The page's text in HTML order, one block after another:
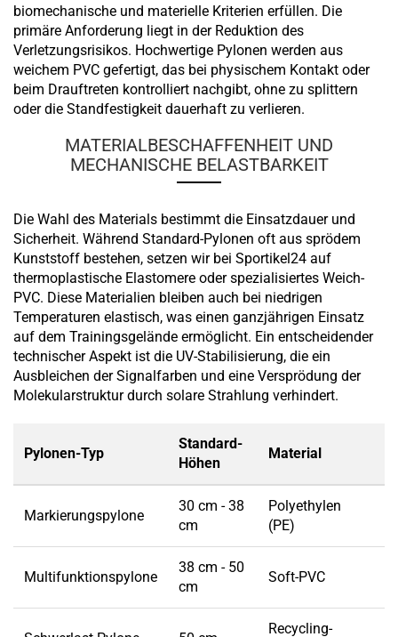
biomechanische und materielle Kriterien erfüllen. Die
primäre Anforderung liegt in der Reduktion des
Verletzungsrisikos. Hochwertige Pylonen werden aus
weichem PVC gefertigt, das bei physischem Kontakt oder
beim Drauftreten kontrolliert nachgibt, ohne zu splittern
oder die Standfestigkeit dauerhaft zu verlieren.
MATERIALBESCHAFFENHEIT UND
MECHANISCHE BELASTBARKEIT
Die Wahl des Materials bestimmt die Einsatzdauer und
Sicherheit. Während Standard-Pylonen oft aus sprödem
Kunststoff bestehen, setzen wir bei Sportikel24 auf
thermoplastische Elastomere oder spezialisiertes Weich-
PVC. Diese Materialien bleiben auch bei niedrigen
Temperaturen elastisch, was einen ganzjährigen Einsatz
auf dem Trainingsgelände ermöglicht. Ein entscheidender
technischer Aspekt ist die UV-Stabilisierung, die ein
Ausbleichen der Signalfarben und eine Versprödung der
Molekularstruktur durch solare Strahlung verhindert.
Pylonen-Typ
Standard-
Höhen
Material
Markierungspylone
30 cm - 38
cm
Polyethylen
(PE)
Multifunktionspylone
38 cm - 50
cm
Soft-PVC
Recycling-